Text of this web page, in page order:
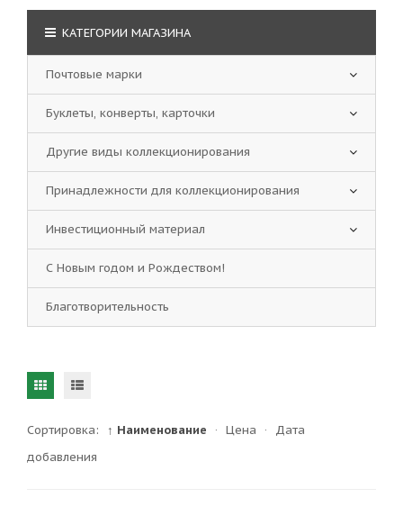
Сортировка: ↑ Наименование · Цена ·
Дата
добавления
КАТЕГОРИИ МАГАЗИНА
Почтовые марки
Буклеты, конверты, карточки
Другие виды коллекционирования
Принадлежности для коллекционирования
Инвестиционный материал
С Новым годом и Рождеством!
Благотворительность